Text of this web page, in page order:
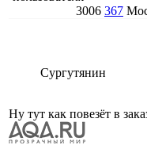
3006 367
Сургутянин
Ну тут как повезёт в